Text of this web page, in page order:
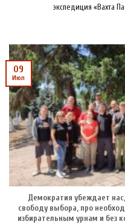
экспедиция «Вахта
Демократия убеждает
свободу выбора, про
избирательным урнам и без
09
Июл